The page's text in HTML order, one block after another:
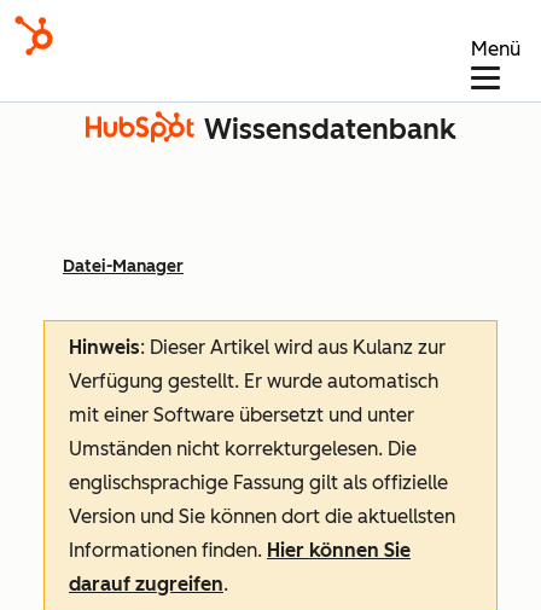
Menü
Wissensdatenbank
Datei-Manager
Hinweis: Dieser Artikel wird aus Kulanz zur
Verfügung gestellt. Er wurde automatisch
mit einer Software übersetzt und unter
Umständen nicht korrekturgelesen. Die
englischsprachige Fassung gilt als offizielle
Version und Sie können dort die aktuellsten
Informationen finden. Hier können Sie
darauf zugreifen.